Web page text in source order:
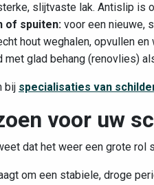
slijtvaste lak. Antislip is
of spuiten: voor een nieuwe,
hout weghalen, opvullen
met glad behang (renovlies)
bij specialisaties van
voor uw
dat het weer een grote rol
om een stabiele, droge